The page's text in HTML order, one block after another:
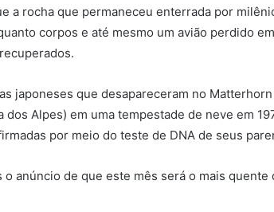
a rocha que permaneceu enterrada por
corpos e até mesmo um avião perdido em
japoneses que desapareceram no
Alpes) em uma tempestade de neve em
por meio do teste de DNA de seus
anúncio de que este mês será o mais quente